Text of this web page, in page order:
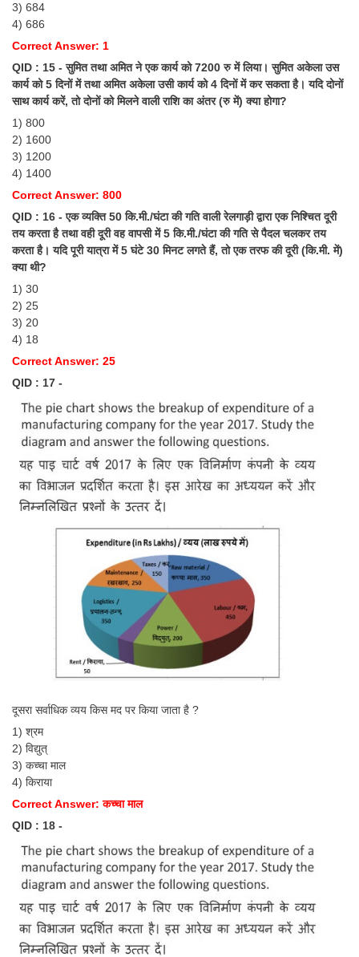
3) 684
4) 686
Correct Answer: 1
QID : 15 - सुमित तथा अमित ने एक कार्य को 7200 रु में लिया। सुमित अकेला उस
कार्य को 5 दिनों में तथा अमित अकेला उसी कार्य को 4 दिनों में कर सकता है। यदि दोनों
साथ कार्य करें, तो दोनों को मिलने वाली राशि का अंतर (रु में) क्या होगा?
1) 800
2) 1600
3) 1200
4) 1400
Correct Answer: 800
QID : 16 - एक व्यक्ति 50 कि.मी./घंटा की गति वाली रेलगाड़ी द्वारा एक निश्चित दूरी
तय करता है तथा वही दूरी वह वापसी में 5 कि.मी./घंटा की गति से पैदल चलकर तय
करता है। यदि पूरी यात्रा में 5 घंटे 30 मिनट लगते हैं, तो एक तरफ की दूरी (कि.मी. में)
क्या थी?
1) 30
2) 25
3) 20
4) 18
Correct Answer: 25
QID : 17 -
दूसरा सर्वाधिक व्यय किस मद पर किया जाता है ?
1) श्रम
2) विद्युत्
3) कच्चा माल
4) किराया
Correct Answer: कच्चा माल
QID : 18 -